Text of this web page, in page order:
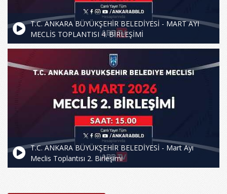
T.C. ANKARA BÜYÜKŞEHİR BELEDİYESİ - MART AYI
MECLİS TOPLANTISI 4. BİRLEŞİMİ
T.C. ANKARA BÜYÜKŞEHİR BELEDİYESİ - Mart Ayı
Meclis Toplantısı 2. Birleşimi